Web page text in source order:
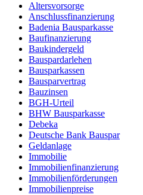
Altersvorsorge
Anschlussfinanzierung
Badenia Bausparkasse
Baufinanzierung
Baukindergeld
Bauspardarlehen
Bausparkassen
Bausparvertrag
Bauzinsen
BGH-Urteil
BHW Bausparkasse
Debeka
Deutsche Bank Bauspar
Geldanlage
Immobilie
Immobilienfinanzierung
Immobilienförderungen
Immobilienpreise